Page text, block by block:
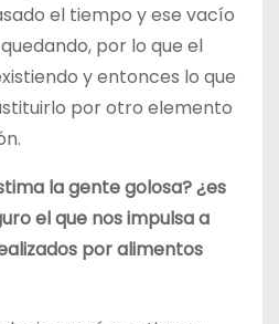
el tiempo y ese vacío
por lo que el
y entonces lo que
por otro elemento
la gente golosa? ¿es
el que nos impulsa a
por alimentos